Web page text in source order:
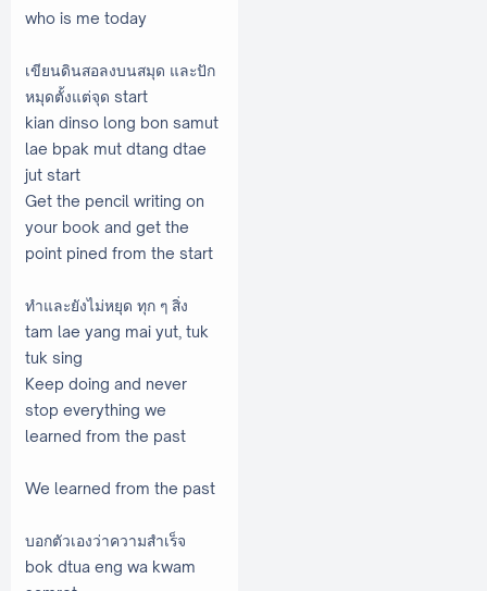
who is me today
เขียนดินสอลงบนสมุด และปัก
หมุดตั้งแต่จุด start
kian dinso long bon samut
lae bpak mut dtang dtae
jut start
Get the pencil writing on
your book and get the
point pined from the start
ทำและยังไม่หยุด ทุก ๆ สิ่ง
tam lae yang mai yut, tuk
tuk sing
Keep doing and never
stop everything we
learned from the past
We learned from the past
บอกตัวเองว่าความสำเร็จ
bok dtua eng wa kwam